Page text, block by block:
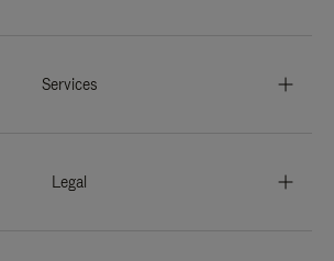
Services
Legal